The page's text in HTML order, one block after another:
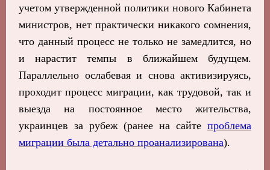
учетом утвержденной политики нового Кабинета
министров, нет практически никакого сомнения,
что данный процесс не только не замедлится, но
и нарастит темпы в ближайшем будущем.
Параллельно ослабевая и снова активизируясь,
проходит процесс миграции, как трудовой, так и
выезда на постоянное место жительства,
украинцев за рубеж (ранее на сайте проблема
миграции была детально проанализирована).